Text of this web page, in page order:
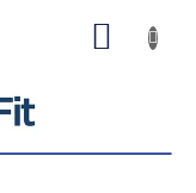
KOSÁR